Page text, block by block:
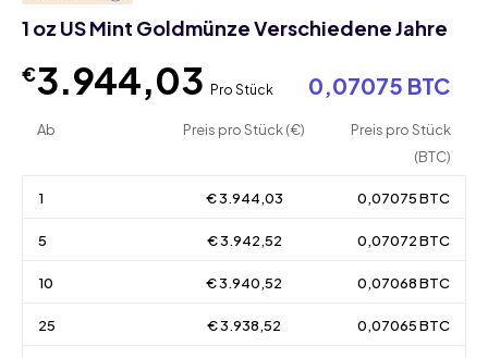
1 oz US Mint Goldmünze Verschiedene Jahre
€3.944,03 Pro Stück 0,07075 BTC
Ab Preis pro Stück (€)
Preis pro Stück
(BTC)
1 € 3.944,03 0,07075 BTC
5 € 3.942,52 0,07072 BTC
10 € 3.940,52 0,07068 BTC
25 € 3.938,52 0,07065 BTC